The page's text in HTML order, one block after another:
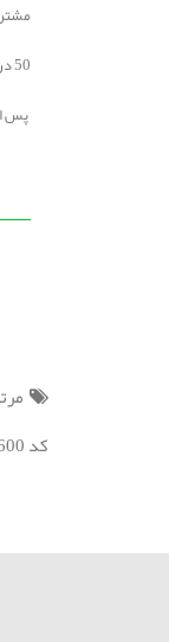
مشتریان شما می
50 درصد از مبلغ سود خرید های کاربران بازاریابی شده ی شما به حساب شما واریز می گردد. شما می توانید به صورت واریز به حساب و افزایش شارژ از مبلغ بدست آمده از بازاریابیتان استفاده نمایید.
پس
کد BSC : 192188373307212026-2113300325-16600;